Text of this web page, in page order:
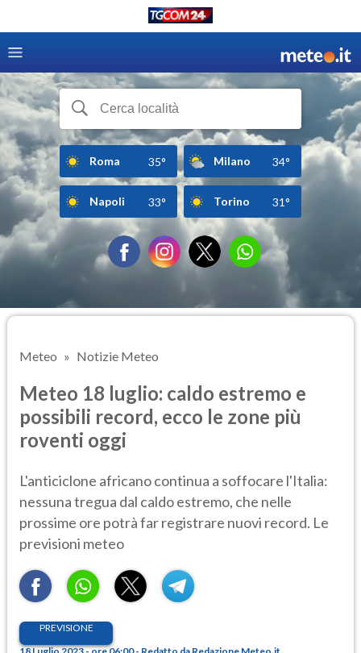
Roma 35° Milano 34°
Napoli 33° Torino 31°
Meteo Notizie Meteo
Meteo 18 luglio: caldo estremo e
possibili record, ecco le zone più
roventi oggi
L'anticiclone africano continua a soffocare l'Italia:
nessuna tregua dal caldo estremo, che nelle
prossime ore potrà far registrare nuovi record. Le
previsioni meteo
PREVISIONE